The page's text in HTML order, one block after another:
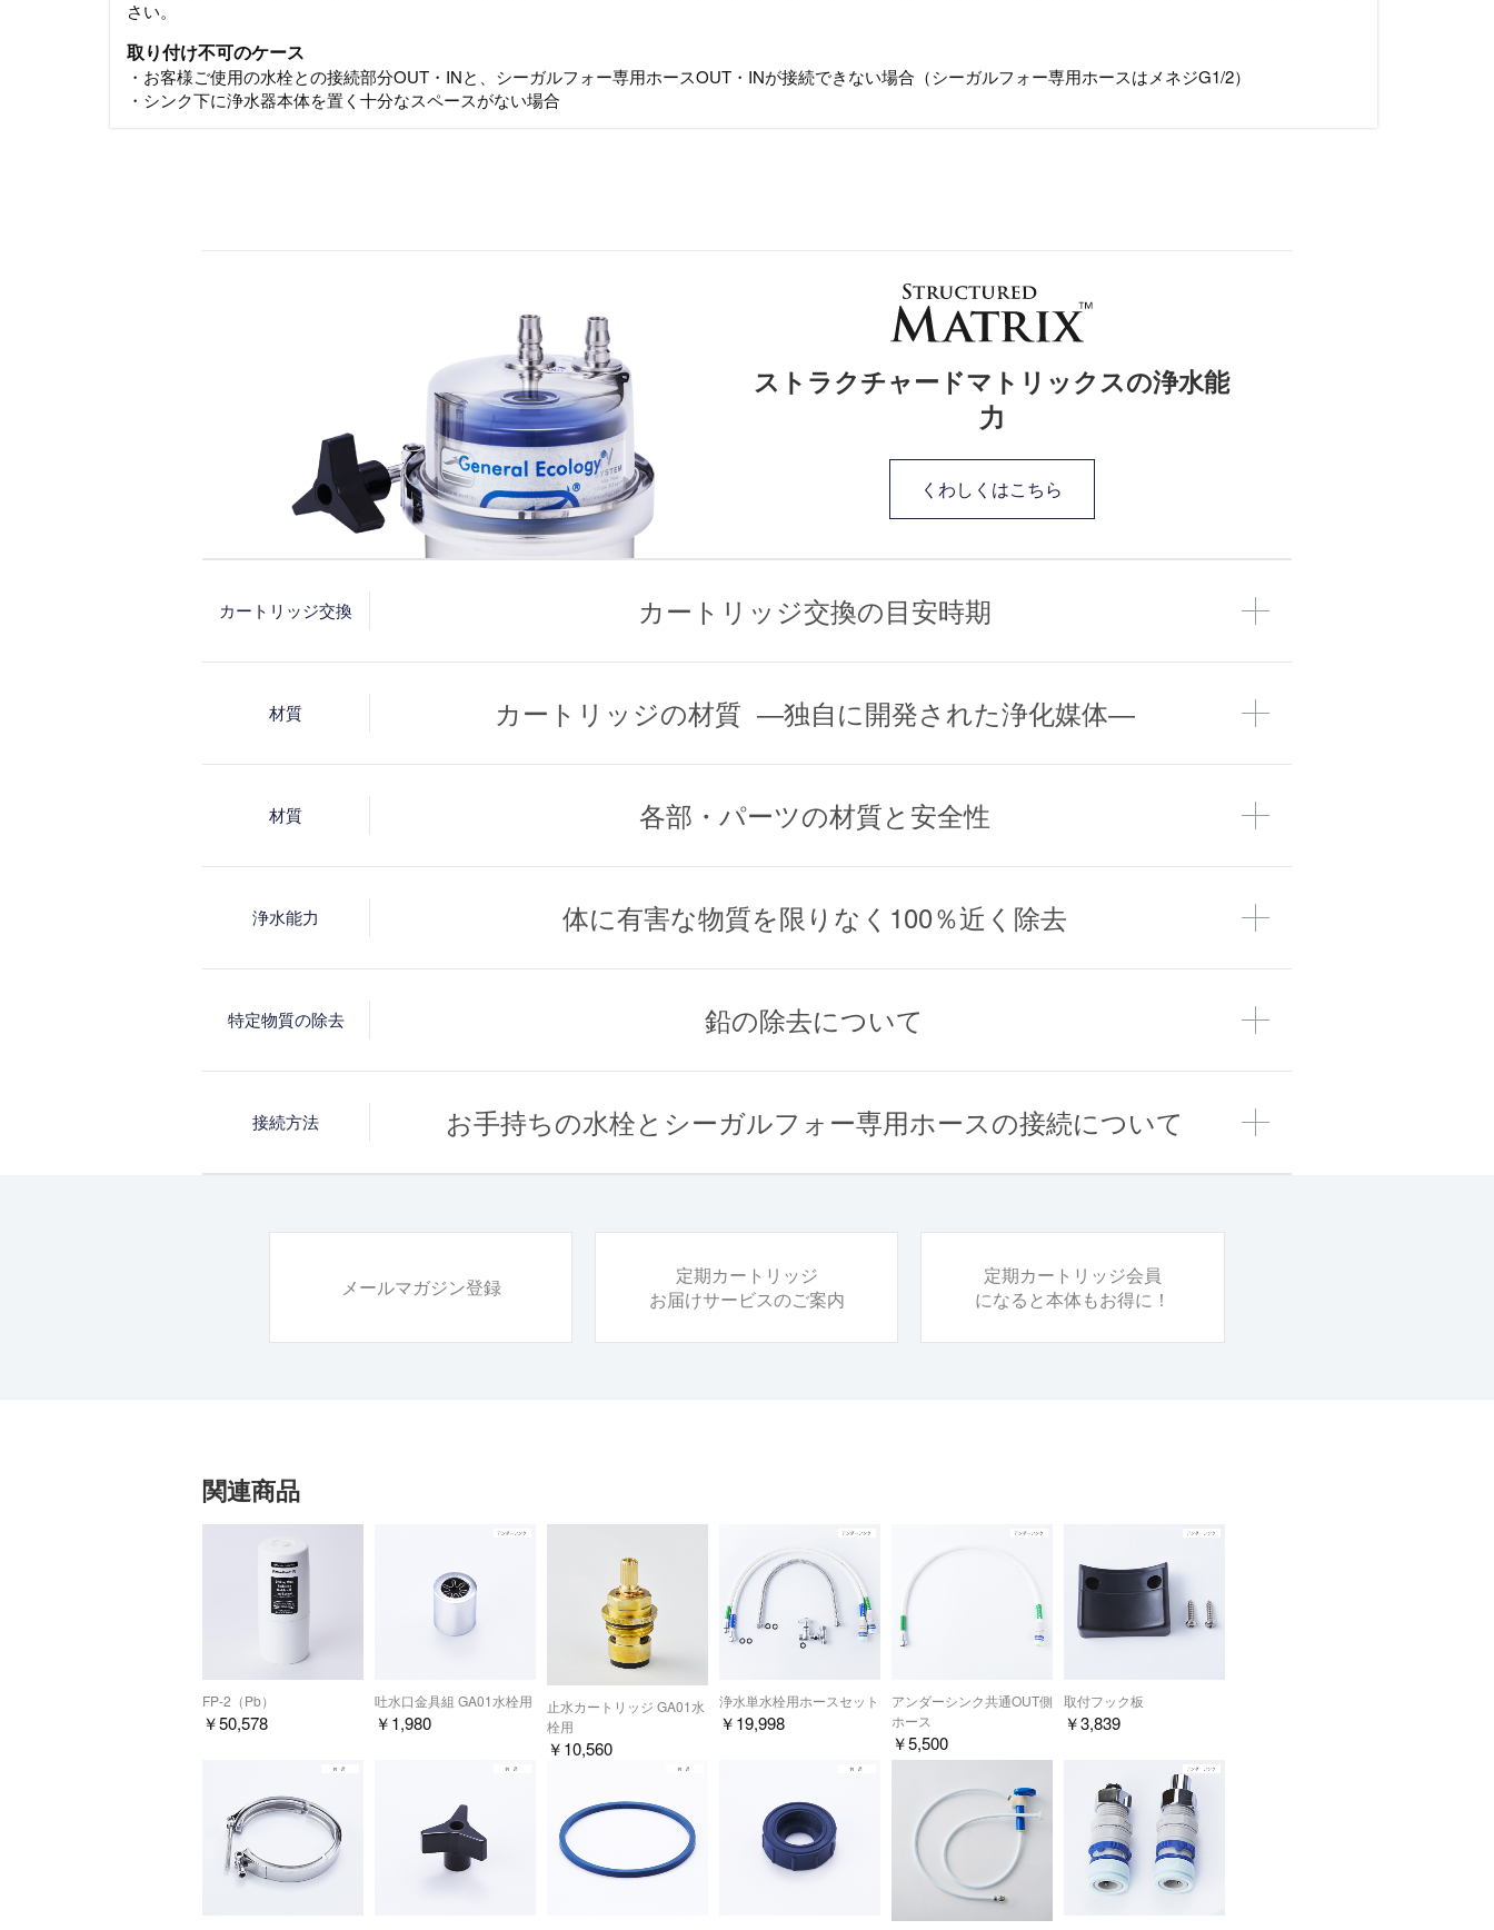
さい。
取り付け不可のケース
・お客様ご使用の水栓との接続部分OUT・INと、シーガルフォー専用ホースOUT・INが接続できない場合（シーガルフォー専用ホースはメネジG1/2）
・シンク下に浄水器本体を置く十分なスペースがない場合
ストラクチャードマトリックスの浄水能
力
くわしくはこちら
カートリッジ交換 カートリッジ交換の目安時期
カートリッジは約１年が交換の目安です。
（約１年経つ前に水量が落ちてきた場合、水質や水圧など使用環境によりカートリッジが目詰まりを起こしてい
ると考えられます。その場合は、早めのカートリッジ交換をおすすめいたします。）
対応カートリッジ品番 1日の浄水使用料目安 カートリッジ総ろ過流量
X1 または X-1タイプ RS-1SGH 10ℓ
3800ℓ
フレキシピュア（溶解性鉛対応カートリッジ）
FP-2（Pb） 10ℓ
AP-7
※水圧、水質、使用量の違いによりカートリッジの交換時期（浄水能力）が異なります。
材質 カートリッジの材質 ―独自に開発された浄化媒体―
家庭用品品質表示法では、ろ材の指定用語として「活性炭・織布・不織布・多孔質平膜・中空糸膜・逆浸透膜」
の6項目の中から適合するものを選んで表示することとされています。
シーガルフォーのろ材（カートリッジ）に関しては、FDA（米国食品医薬品局）にて認可された材質を組み合わ
せて製造しておりますが、製造元ゼネラルエコロジー社の方針により、その詳細は公開されておりません。しか
し材料の一部に吸着剤が使用されていることが確認されているため、指定ろ材用語の中で「活性炭」が適合する
と判断し、そのような表示となっておりますが、カートリッジは独自に開発された浄化媒体を使用しています。
>独自に開発された浄化媒体「ストラクチャード・マトリックス」について
材質 各部・パーツの材質と安全性
シーガルフォー各部・パーツは、FDA（米国食品医薬品局）の認可を受けている材質を使用しておりますので、
安心してお使いいただくことができます。主な部品の材質は以下のとおりです。
QDホース
ノズル
（産業用は316シリーズ）
抗微生物素材
（樹脂キャップ）
従来から採用されている304ステンレス本体ユニットに加えて、接続パーツやカウンタートップタイプのノズル
も、耐久性の高いステンレス製へ変更しました。
抗微生物素材
浄化水への外部からの細菌汚染に対して、抗微生物素材（青い樹脂）を採用しております。
ノズルの先端部や、カートリッジと本体の連結部分に使用するガスケットなどに使用されています。
浄水能力 体に有害な物質を限りなく100％近く除去
理想の水は、絶対に安全な自然の水
シーガルフォーは世界でたったひとつ、水を浄化する目的のためだけに、米国ゼネラルエコロジー社によって開
発された飲料水専用の浄化媒体「ストラクチャード・マトリックス」を搭載しています。ストラクチャード・マ
トリックスは、開発の第一歩から水に混入する危険性のある有害物質の除去を目的に設計されています。他の浄
化媒体では対応しきれないものまで含め、人体に有害な物質を限りなく100％近く除去します。しかも、体に必
要なミネラルは通過させます。薬剤や電気などを使用せず、有害な化学物質はおろか、細菌・ウィルスに至るま
家庭用品品質表示法に基づく品質表示（JIS S 3201 試験結果）
家庭用品品質表示法において「浄水能力」は、どの浄水器メーカーも「除去能力が80％に下がった時点での総ろ
過水量」を表示することになっております。 下記、家庭用品品質表示法に基づく表記で、表の除去率は80％とな
特定物質の除去 鉛の除去について
ホームページ内に掲載の試験結果 のとおり、RSカートリッジで、水に溶けない固形の鉛化合物は除去可能です。
（特定の環境・条件においてイオン化された鉛の安定除去が必要な場合は、フレキシピュア[溶解性鉛対応カート
リッジ FP-2（Pb）
]をご検討ください。）
※フード・クオリティー・ラボ社（米）、アナリティカル・コンサルティング・サービス社（米）、ユナイテッド
家庭内水道配管として使用されている鉛管内の滞留水の化学物質調査の結果、水に溶けない鉛化合物（99.8%）
と水に溶けている イオン化された鉛（0.2%）に分けられることが解りました（当社調べ）。
JISに規定されている鉛は、イオン化されている溶解性鉛の除去試験法で評価されており、通常は水道水中にはほ
とんど含まれていないのが実態です。
実際の家庭用水道鉛管の滞留水はほとんど水に溶けない固形の鉛化合物であるにもかかわらず、JIS試験方法は
実態とは異なる溶解性鉛除去を対象としているために、当社では鉛除去についての品質表示をあえて行わないこ
とにしました。
接続方法 お手持ちの水栓とシーガルフォー専用ホースの接続について
浄水器用水栓（元止め式）と浄水器専用ホースの組合せ及び接続の留意点
お客様がご用意された水栓に、シーガルフォー本体を接続してご使用いただくことができます。
浄水器用水栓は元止め式のものをご使用ください。
をご使用ください。
メールマガジン登録
定期カートリッジ
お届けサービスのご案内
定期カートリッジ会員
になると本体もお得に！
関連商品
FP-2（Pb）
￥50,578
吐水口金具組 GA01水栓用
￥1,980
止水カートリッジ GA01水
栓用
￥10,560
浄水単水栓用ホースセット
￥19,998
アンダーシンク共通OUT側
ホース
￥5,500
取付フック板
￥3,839